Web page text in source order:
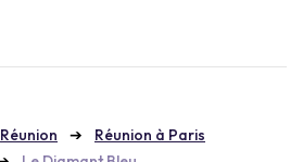
Réunion
Réunion à Paris